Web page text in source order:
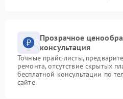
Прозрачное
консультация
Точные прайс-листы,
ремонта, отсутствие скрытых
бесплатной консультации по
сайте